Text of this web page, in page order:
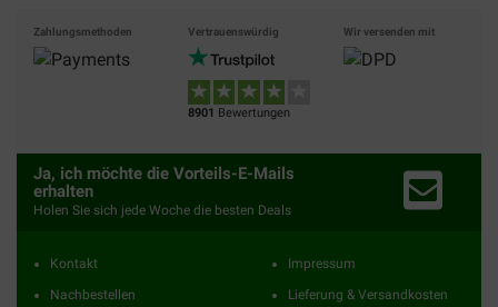
Zahlungsmethoden Vertrauenswürdig
8901 Bewertungen
Wir versenden mit
Ja, ich möchte die Vorteils-E-Mails
erhalten
Holen Sie sich jede Woche die besten Deals
Kontakt
Nachbestellen
Impressum
Lieferung & Versandkosten